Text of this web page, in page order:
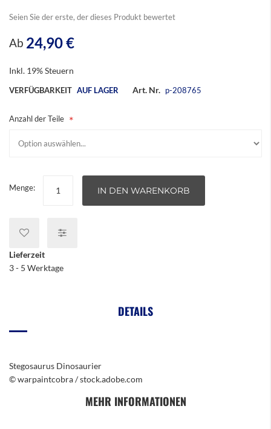
Seien Sie der erste, der dieses Produkt bewertet
Ab 24,90 €
Inkl. 19% Steuern
VERFÜGBARKEIT AUF LAGER Art. Nr. p-208765
Anzahl der Teile
Menge: IN DEN WARENKORB
Lieferzeit
3 - 5 Werktage
DETAILS
Stegosaurus Dinosaurier
© warpaintcobra / stock.adobe.com
MEHR INFORMATIONEN